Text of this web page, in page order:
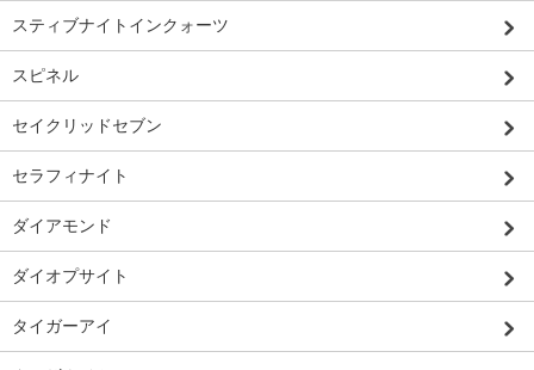
スティブナイトインクォーツ
スピネル
セイクリッドセブン
セラフィナイト
ダイアモンド
ダイオプサイト
タイガーアイ